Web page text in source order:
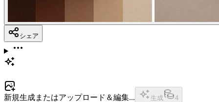
シェア
新規生成またはアップロード＆編集... 生成 4